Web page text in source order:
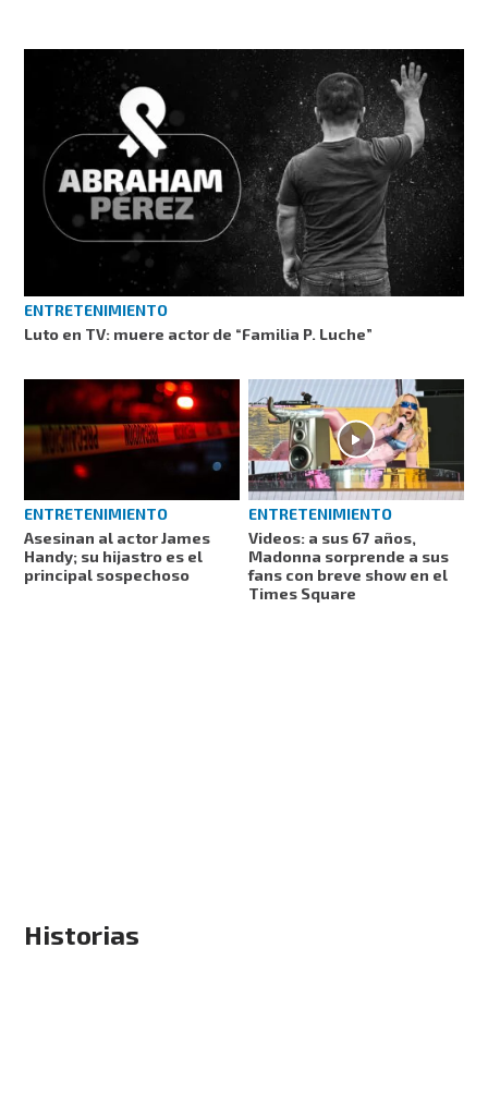
ENTRETENIMIENTO
Luto en TV: muere actor de “Familia P. Luche”
ENTRETENIMIENTO
Asesinan al actor James
Handy; su hijastro es el
principal sospechoso
ENTRETENIMIENTO
Videos: a sus 67 años,
Madonna sorprende a sus
fans con breve show en el
Times Square
Historias